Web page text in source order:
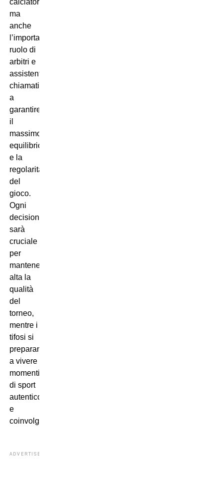
calciatori,
ma
anche
l’importante
ruolo di
arbitri e
assistenti,
chiamati
a
garantire
il
massimo
equilibrio
e la
regolarità
del
gioco.
Ogni
decisione
sarà
cruciale
per
mantenere
alta la
qualità
del
torneo,
mentre i
tifosi si
preparano
a vivere
momenti
di sport
autentico
e
coinvolgente.
ADVERTISEMENT